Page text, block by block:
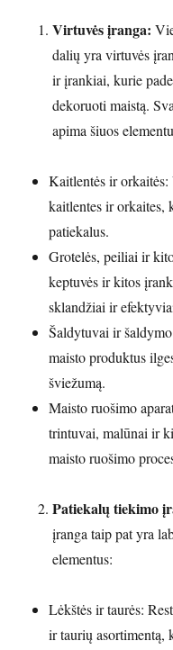
Virtuvės įranga:
dalių yra virtuvės
ir įrankiai, kurie
dekoruoti maistą.
apima šiuos
Kaitlentės ir
kaitlentes ir orkaites,
patiekalus.
Grotelės, peiliai ir
keptuvės ir kitos
sklandžiai ir
Šaldytuvai ir
maisto produktus
šviežumą.
Maisto ruošimo
trintuvai, malūnai ir
maisto ruošimo
Patiekalų tiekimo
įranga taip pat yra
elementus:
Lėkštės ir taurės:
ir taurių asortimentą,